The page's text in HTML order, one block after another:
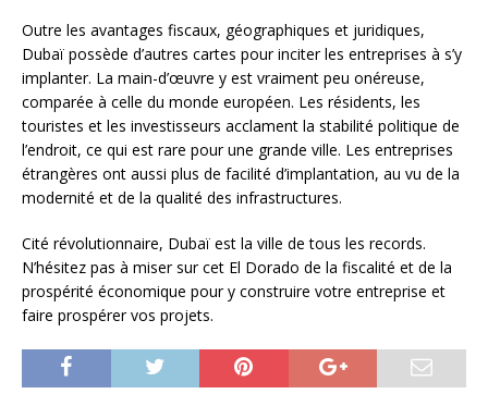
Outre les avantages fiscaux, géographiques et juridiques,
Dubaï possède d’autres cartes pour inciter les entreprises à s’y
implanter. La main-d’œuvre y est vraiment peu onéreuse,
comparée à celle du monde européen. Les résidents, les
touristes et les investisseurs acclament la stabilité politique de
l’endroit, ce qui est rare pour une grande ville. Les entreprises
étrangères ont aussi plus de facilité d’implantation, au vu de la
modernité et de la qualité des infrastructures.
Cité révolutionnaire, Dubaï est la ville de tous les records.
N’hésitez pas à miser sur cet El Dorado de la fiscalité et de la
prospérité économique pour y construire votre entreprise et
faire prospérer vos projets.